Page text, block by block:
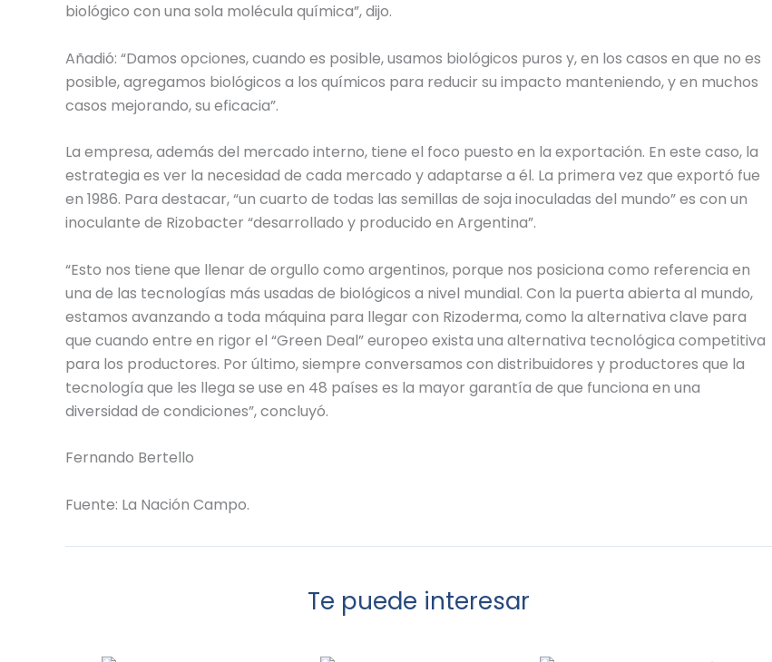
biológico con una sola molécula química”, dijo.
Añadió: “Damos opciones, cuando es posible, usamos biológicos puros y, en los casos en que no es
posible, agregamos biológicos a los químicos para reducir su impacto manteniendo, y en muchos
casos mejorando, su eficacia”.
La empresa, además del mercado interno, tiene el foco puesto en la exportación. En este caso, la
estrategia es ver la necesidad de cada mercado y adaptarse a él. La primera vez que exportó fue
en 1986. Para destacar, “un cuarto de todas las semillas de soja inoculadas del mundo” es con un
inoculante de Rizobacter “desarrollado y producido en Argentina”.
“Esto nos tiene que llenar de orgullo como argentinos, porque nos posiciona como referencia en
una de las tecnologías más usadas de biológicos a nivel mundial. Con la puerta abierta al mundo,
estamos avanzando a toda máquina para llegar con Rizoderma, como la alternativa clave para
que cuando entre en rigor el “Green Deal” europeo exista una alternativa tecnológica competitiva
para los productores. Por último, siempre conversamos con distribuidores y productores que la
tecnología que les llega se use en 48 países es la mayor garantía de que funciona en una
diversidad de condiciones”, concluyó.
Fernando Bertello
Fuente: La Nación Campo.
Te puede interesar